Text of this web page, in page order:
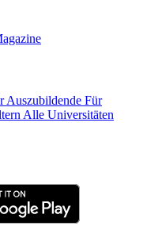
Auszubildende Für
Alle Universitäten